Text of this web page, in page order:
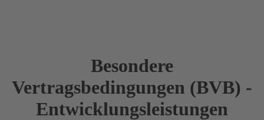
Besondere
Vertragsbedingungen (BVB) -
Entwicklungsleistungen